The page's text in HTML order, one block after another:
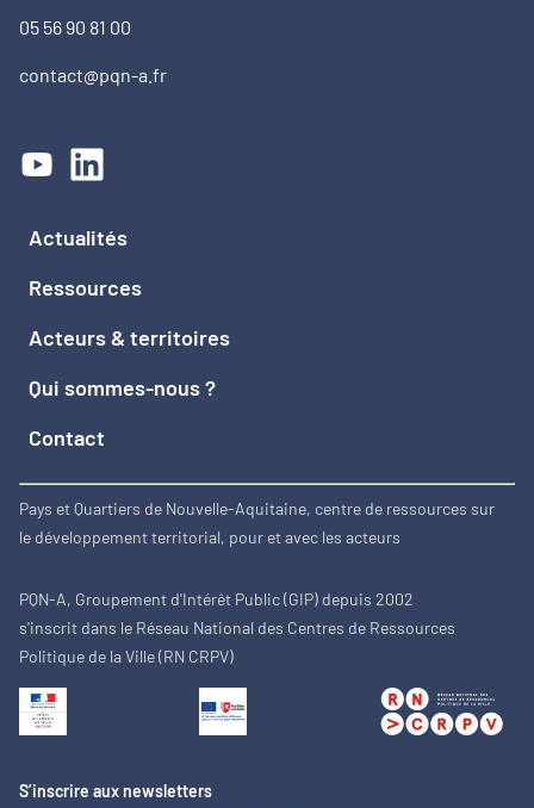
05 56 90 81 00
contact@pqn-a.fr
Actualités
Ressources
Acteurs & territoires
Qui sommes-nous ?
Contact
Pays et Quartiers de Nouvelle-Aquitaine, centre de ressources sur
le développement territorial, pour et avec les acteurs
PQN-A, Groupement d'Intérêt Public (GIP) depuis 2002
s'inscrit dans le Réseau National des Centres de Ressources
Politique de la Ville (RN CRPV)
S’inscrire aux newsletters